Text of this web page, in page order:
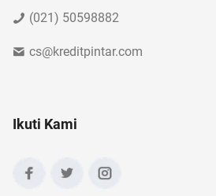
(021) 50598882
cs@kreditpintar.com
Ikuti Kami